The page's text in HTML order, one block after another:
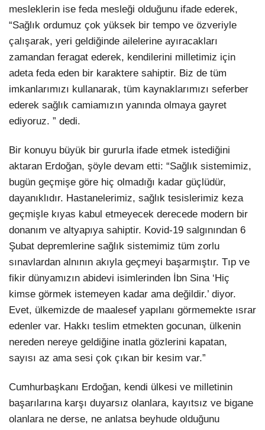
mesleklerin ise feda mesleği olduğunu ifade ederek,
“Sağlık ordumuz çok yüksek bir tempo ve özveriyle
çalışarak, yeri geldiğinde ailelerine ayıracakları
zamandan feragat ederek, kendilerini milletimiz için
adeta feda eden bir karaktere sahiptir. Biz de tüm
imkanlarımızı kullanarak, tüm kaynaklarımızı seferber
ederek sağlık camiamızın yanında olmaya gayret
ediyoruz. ” dedi.
Bir konuyu büyük bir gururla ifade etmek istediğini
aktaran Erdoğan, şöyle devam etti: “Sağlık sistemimiz,
bugün geçmişe göre hiç olmadığı kadar güçlüdür,
dayanıklıdır. Hastanelerimiz, sağlık tesislerimiz keza
geçmişle kıyas kabul etmeyecek derecede modern bir
donanım ve altyapıya sahiptir. Kovid-19 salgınından 6
Şubat depremlerine sağlık sistemimiz tüm zorlu
sınavlardan alnının akıyla geçmeyi başarmıştır. Tıp ve
fikir dünyamızın abidevi isimlerinden İbn Sina ‘Hiç
kimse görmek istemeyen kadar ama değildir.’ diyor.
Evet, ülkemizde de maalesef yapılanı görmemekte ısrar
edenler var. Hakkı teslim etmekten gocunan, ülkenin
nereden nereye geldiğine inatla gözlerini kapatan,
sayısı az ama sesi çok çıkan bir kesim var.”
Cumhurbaşkanı Erdoğan, kendi ülkesi ve milletinin
başarılarına karşı duyarsız olanlara, kayıtsız ve bigane
olanlara ne derse, ne anlatsa beyhude olduğunu